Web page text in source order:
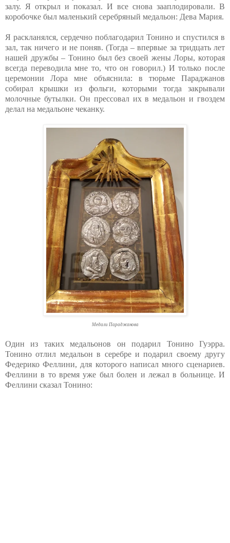
залу. Я открыл и показал. И все снова зааплодировали. В
коробочке был маленький серебряный медальон: Дева Мария.
Я раскланялся, сердечно поблагодарил Тонино и спустился в
зал, так ничего и не поняв. (Тогда – впервые за тридцать лет
нашей дружбы – Тонино был без своей жены Лоры, которая
всегда переводила мне то, что он говорил.) И только после
церемонии Лора мне объяснила: в тюрьме Параджанов
собирал крышки из фольги, которыми тогда закрывали
молочные бутылки. Он прессовал их в медальон и гвоздем
делал на медальоне чеканку.
Медали Параджанова
Один из таких медальонов он подарил Тонино Гуэрра.
Тонино отлил медальон в серебре и подарил своему другу
Федерико Феллини, для которого написал много сценариев.
Феллини в то время уже был болен и лежал в больнице. И
Феллини сказал Тонино: